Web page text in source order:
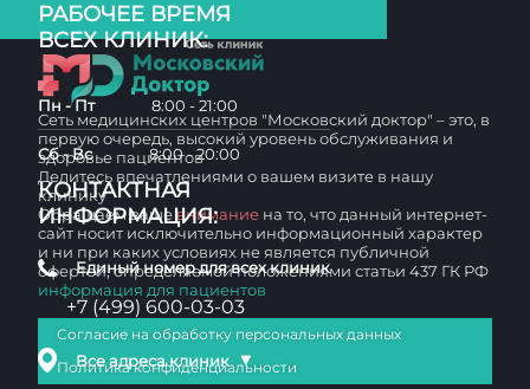
РАБОЧЕЕ ВРЕМЯ
ВСЕХ КЛИНИК:
Пн - Пт 8:00 - 21:00
Сб - Вс 8:00 - 20:00
КОНТАКТНАЯ
ИНФОРМАЦИЯ:
Единый номер для всех клиник
+7 (499) 600-03-03
Все адреса клиник ▼
Сеть медицинских центров "Московский доктор" – это, в
первую очередь, высокий уровень обслуживания и
здоровье пациентов
Делитесь впечатлениями о вашем визите в нашу
клинику
Обращаем вашевнимание на то, что данный интернет-
сайт носит исключительно информационный характер
и ни при каких условиях не является публичной
офертой, определяемой положениями статьи 437 ГК РФ
информация для пациентов
Согласие на обработку персональных данных
Политика конфиденциальности